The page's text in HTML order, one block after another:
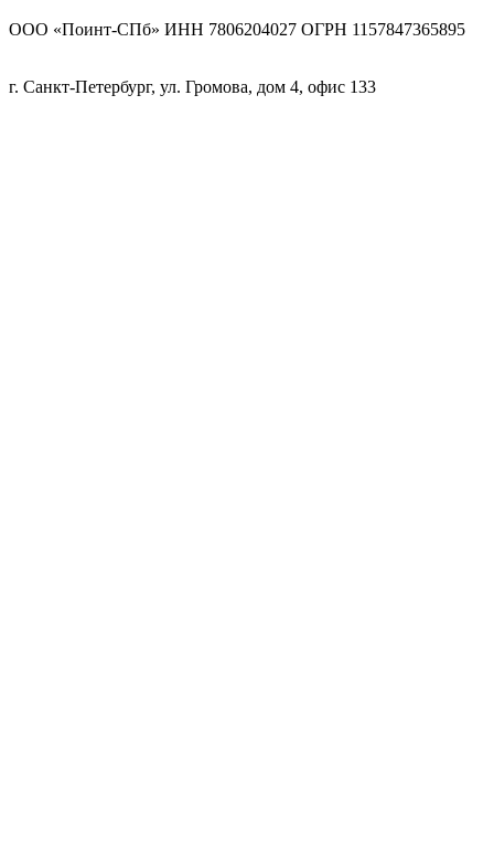
ООО «Поинт-СПб» ИНН 7806204027 ОГРН 1157847365895
г. Санкт-Петербург, ул. Громова, дом 4, офис 133